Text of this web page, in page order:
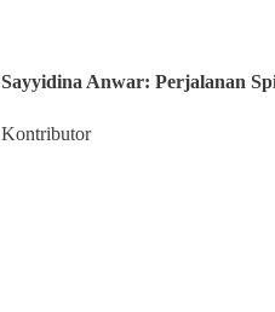
Sayyidina Anwar: Perjalanan
Kontributor